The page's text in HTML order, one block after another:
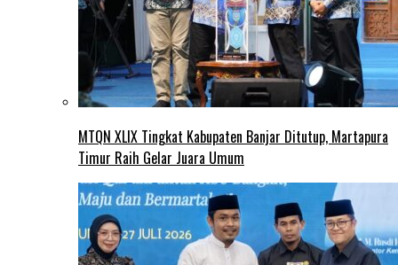
MTQN XLIX Tingkat Kabupaten Banjar Ditutup, Martapura
Timur Raih Gelar Juara Umum